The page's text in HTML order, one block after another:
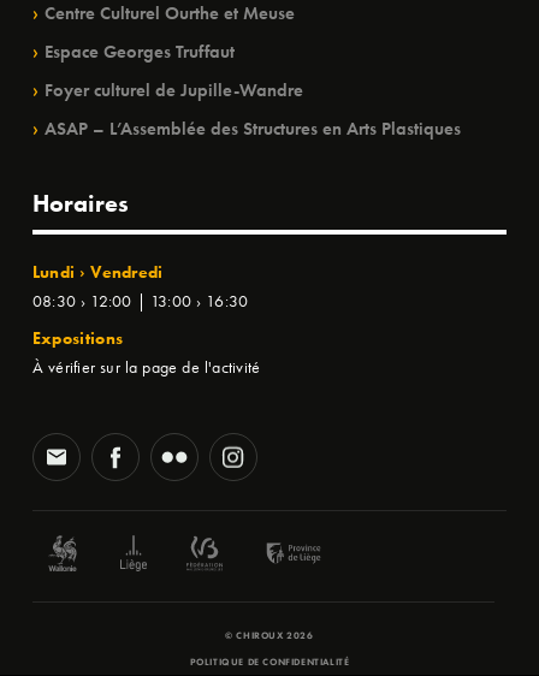
Centre Culturel Ourthe et Meuse
Espace Georges Truffaut
Foyer culturel de Jupille-Wandre
ASAP – L’Assemblée des Structures en Arts Plastiques
Horaires
Lundi › Vendredi
08:30 › 12:00 | 13:00 › 16:30
Expositions
À vérifier sur la page de l'activité
© CHIROUX 2026
POLITIQUE DE CONFIDENTIALITÉ